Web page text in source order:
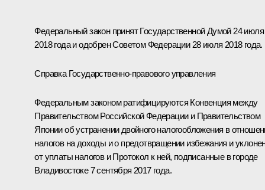
Федеральный закон принят Государственной Думой 24 июля
2018 года и одобрен Советом Федерации 28 июля 2018 года.
Справка Государственно-правового управления
Федеральным законом ратифицируются Конвенция между
Правительством Российской Федерации и Правительством
Японии об устранении двойного налогообложения в
налогов на доходы и о предотвращении избежания и
от уплаты налогов и Протокол к ней, подписанные в городе
Владивостоке 7 сентября 2017 года.